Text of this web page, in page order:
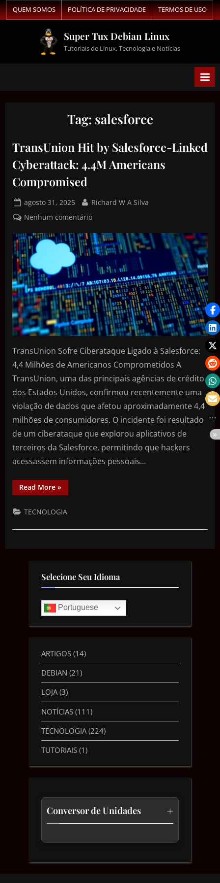
QUEM SOMOS POLÍTICA DE PRIVACIDADE TERMOS DE USO
Super Tux Debian Linux
Tutoriais de Linux, Tecnologia e Notícias
Tag: salesforce
TransUnion Hit by Salesforce-Linked
Cyberattack: 4.4M Americans
Compromised
agosto 31, 2025
Richard W A Silva
Nenhum comentário
TransUnion Sofre Ciberataque Ligado à Salesforce:
4,4 Milhões de Americanos Comprometidos A
TransUnion, uma das principais agências de crédito
dos Estados Unidos, confirmou recentemente uma
violação de dados que afetou aproximadamente 4,4
milhões de consumidores. O incidente foi resultado
de um ciberataque que explorou aplicativos de
terceiros da Salesforce, permitindo que hackers
acessassem informações pessoais…
Read More »
TECNOLOGIA
Selecione Seu Idioma
Portuguese
ARTIGOS (14)
DEBIAN (21)
LOJA(3)
NOTÍCIAS (111)
TECNOLOGIA (224)
TUTORIAIS (1)
Conversor de Unidades +
Comprimento